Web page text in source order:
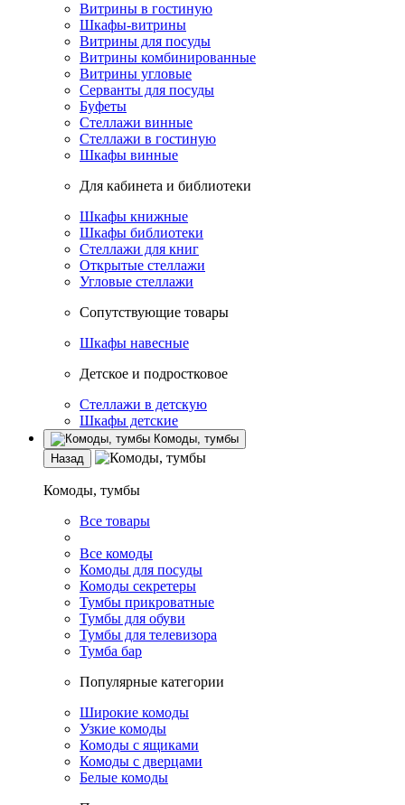
Витрины в гостиную
Шкафы-витрины
Витрины для посуды
Витрины комбинированные
Витрины угловые
Серванты для посуды
Буфеты
Стеллажи винные
Стеллажи в гостиную
Шкафы винные
Для кабинета и библиотеки
Шкафы книжные
Шкафы библиотеки
Стеллажи для книг
Открытые стеллажи
Угловые стеллажи
Сопутствующие товары
Шкафы навесные
Детское и подростковое
Стеллажи в детскую
Шкафы детские
Комоды, тумбы
Назад
Комоды, тумбы
Все товары
Все комоды
Комоды для посуды
Комоды секретеры
Тумбы прикроватные
Тумбы для обуви
Тумбы для телевизора
Тумба бар
Популярные категории
Широкие комоды
Узкие комоды
Комоды с ящиками
Комоды с дверцами
Белые комоды